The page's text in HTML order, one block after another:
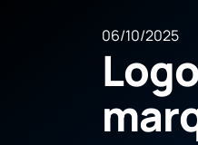
06/10/2025